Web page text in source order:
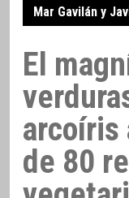
Mar Gavilán y
El
arcoíris
de 80